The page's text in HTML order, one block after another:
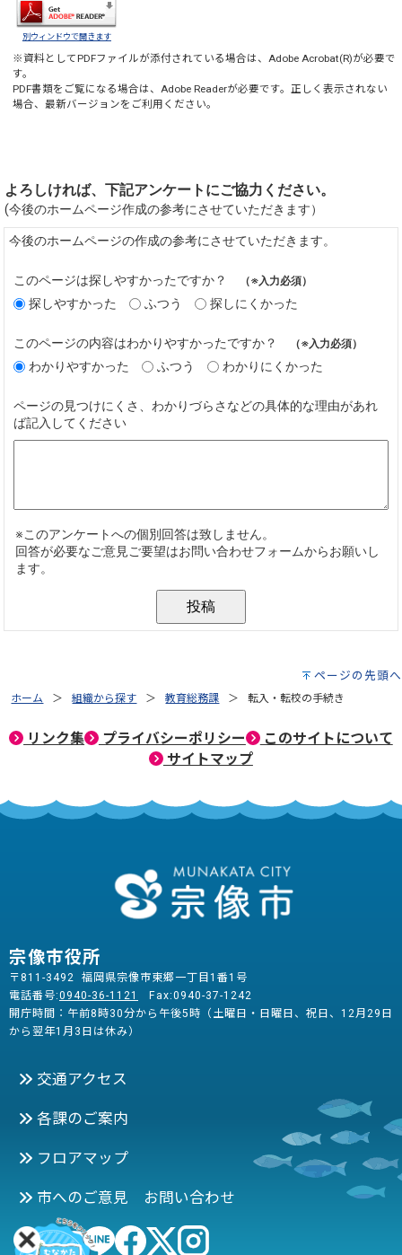
別ウィンドウで開きます
※資料としてPDFファイルが添付されている場合は、 Adobe Acrobat(R)が必要で
す。
PDF書類をご覧になる場合は、 Adobe Readerが必要です。正しく表示されない
場合、最新バージョンをご利用ください。
ページの先頭へ
ホーム 組織から探す 教育総務課 転入・転校の手続き
リンク集 プライバシーポリシー
このサイトについて
サイトマップ
宗像市役所
〒811-3492 福岡県宗像市東郷一丁目1番1号
電話番号:0940-36-1121
Fax:0940-37-1242
開庁時間：午前8時30分から午後5時（土曜日・日曜日、祝日、12月29日
から翌年1月3日は休み）
交通アクセス
各課のご案内
フロアマップ
市へのご意見 お問い合わせ